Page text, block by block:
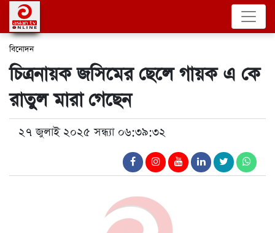
বিনোদন
চিত্রনায়ক জসিমের ছেলে গায়ক এ কে
রাতুল মারা গেছেন
২৭ জুলাই ২০২৫ সন্ধ্যা ০৬:৩৯:৩২